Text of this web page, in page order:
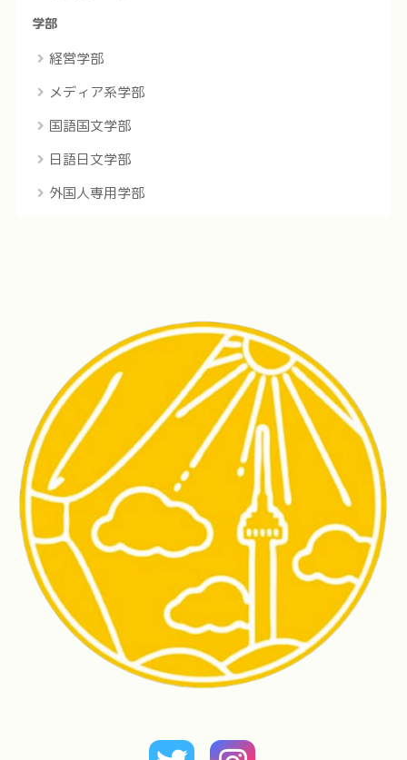
学部
経営学部
メディア系学部
国語国文学部
日語日文学部
外国人専用学部